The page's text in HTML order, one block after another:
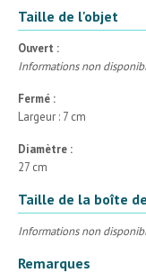
Taille de l'objet
Ouvert :
Informations non
Fermé :
Largeur : 7 cm
Diamètre :
27 cm
Taille de la boîte
Informations non
Remarques